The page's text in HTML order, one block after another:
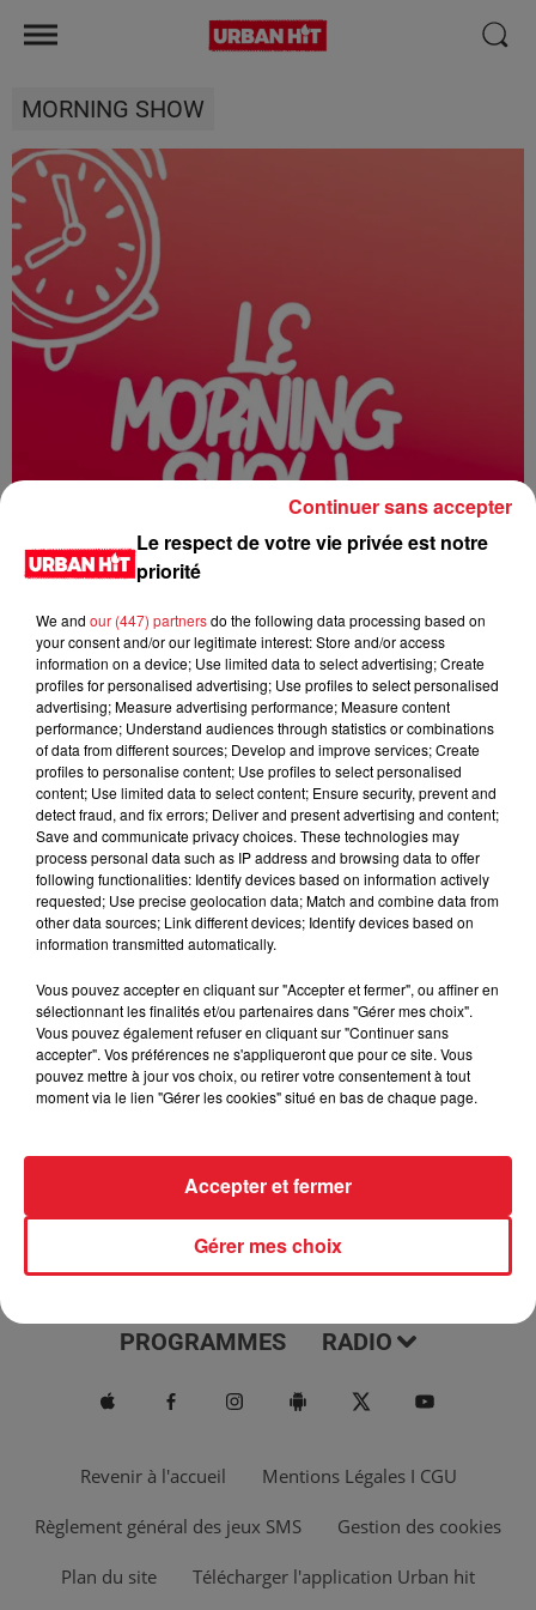
MORNING SHOW
0:00 2 min 21 sec
26 novembre 2024 - 2 min 21 sec
MORNING SHOW 07H03 du 26.11.2024
Le Morning Show
ACTUS MUSIQUES
PROGRAMMES RADIO
Revenir à l'accueil Mentions Légales I CGU
Règlement général des jeux SMS Gestion des cookies
Plan du site Télécharger l'application Urban hit
Le respect de votre vie privée est notre
priorité
We and our (447) partnersdo the following data processing based on
your consent and/or our legitimate interest: Store and/or access
information on a device; Use limited data to select advertising; Create
profiles for personalised advertising; Use profiles to select personalised
advertising; Measure advertising performance; Measure content
performance; Understand audiences through statistics or combinations
of data from different sources; Develop and improve services; Create
profiles to personalise content; Use profiles to select personalised
content; Use limited data to select content; Ensure security, prevent and
detect fraud, and fix errors; Deliver and present advertising and content;
Save and communicate privacy choices. These technologies may
process personal data such as IP address and browsing data to offer
following functionalities: Identify devices based on information actively
requested; Use precise geolocation data; Match and combine data from
other data sources; Link different devices; Identify devices based on
information transmitted automatically.
Vous pouvez accepter en cliquant sur "Accepter et fermer", ou affiner en
sélectionnant les finalités et/ou partenaires dans "Gérer mes choix".
Vous pouvez également refuser en cliquant sur "Continuer sans
accepter". Vos préférences ne s'appliqueront que pour ce site. Vous
pouvez mettre à jour vos choix, ou retirer votre consentement à tout
moment via le lien "Gérer les cookies" situé en bas de chaque page.
Gérer mes choix
Accepter et fermer
Continuer sans accepter